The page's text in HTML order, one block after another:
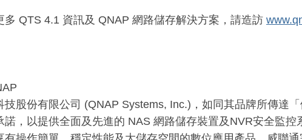
多 QTS 4.1 資訊及 QNAP 網路儲存解決方案，請造訪
技股份有限公司 (QNAP Systems, Inc.)，如同其品牌所傳達
諾，以提供全面及先進的 NAS 網路儲存裝置及NVR安全監控